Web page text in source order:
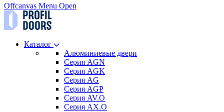
Offcanvas Menu Open
Каталог
Алюминиевые двери
Серия AGN
Серия AGK
Серия AG
Серия AGP
Серия AV.O
Серия AX.O